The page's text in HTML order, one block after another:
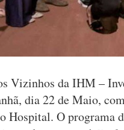
Vizinhos da IHM –
dia 22 de Maio,
Hospital. O programa